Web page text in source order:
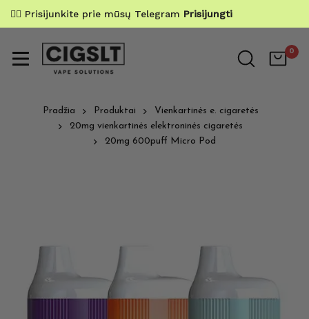
✌🏼 Prisijunkite prie mūsų Telegram Prisijungti
0
Pradžia Produktai
Vienkartinės e. cigaretės
20mg vienkartinės elektroninės cigaretės
20mg 600puff Micro Pod